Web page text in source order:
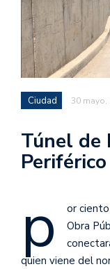
Ciudad 30 mayo,
Túnel de
p
or
Obra
quien viene del